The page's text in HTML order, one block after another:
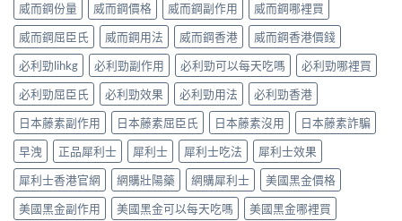
威而鋼份量
威而鋼價格 威而鋼副作用
威而鋼哪裡買
威而鋼屈臣氏
威而鋼用法 威而鋼香港
威而鋼香港價錢
必利勁lihkg
必利勁副作用 必利勁可以每天吃嗎
必利勁哪裡買
必利勁屈臣氏
必利勁效果 必利勁用法
必利勁香港
日本藤素副作用
日本藤素屈臣氏 日本藤素沒用
日本藤素詐騙
早洩
正品犀利士 犀利士 犀利士吃法
犀利士效果
犀利士香港官網
網購壯陽藥 網購犀利士
美國黑金價格
美國黑金副作用
美國黑金可以每天吃嗎 美國黑金哪裡買